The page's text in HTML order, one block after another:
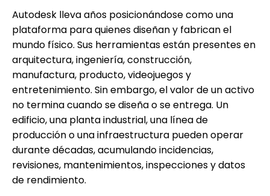
Autodesk lleva años posicionándose como una
plataforma para quienes diseñan y fabrican el
mundo físico. Sus herramientas están presentes en
arquitectura, ingeniería, construcción,
manufactura, producto, videojuegos y
entretenimiento. Sin embargo, el valor de un activo
no termina cuando se diseña o se entrega. Un
edificio, una planta industrial, una línea de
producción o una infraestructura pueden operar
durante décadas, acumulando incidencias,
revisiones, mantenimientos, inspecciones y datos
de rendimiento.